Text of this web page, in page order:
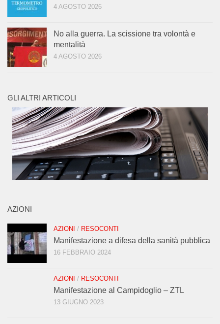
4 AGOSTO 2026
No alla guerra. La scissione tra volontà e
mentalità
4 AGOSTO 2026
GLI ALTRI ARTICOLI
AZIONI
AZIONI / RESOCONTI
Manifestazione a difesa della sanità pubblica
16 FEBBRAIO 2024
AZIONI / RESOCONTI
Manifestazione al Campidoglio – ZTL
13 GIUGNO 2023